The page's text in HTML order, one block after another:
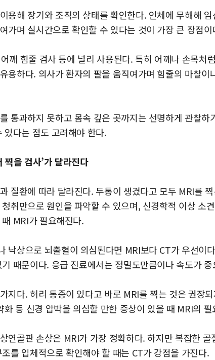
용해 장기와 조직의 상태를 확인한다. 인체에 무해해
가며 실시간으로 확인할 수 있다는 것이 가장 큰 장점이
깨 힘줄 검사 등에 널리 사용된다. 특히 어깨나 손목처
용하다. 의사가 환자의 팔을 움직여가며 힘줄의 마찰이
통과하지 못하고 몸속 깊은 곳까지는 선명하게 관찰
있다는 점도 고려해야 한다.
찍을 검사’가 달라진다
질환에 따라 달라진다. 두통이 생겼다고 모두 MRI를
취만으로 원인을 파악할 수 있으며, 신경학적 이상 소
MRI가 필요해진다.
낙상으로 뇌출혈이 의심된다면 MRI보다 CT가 우선이
때문이다. 응급 진료에서는 정밀도만큼이나 속도가
지다. 허리 통증이 있다고 바로 MRI를 찍는 것은 권장
화 등 신경 압박을 의심할 만한 증상이 있을 때 MRI의
연골판 손상은 MRI가 가장 정확하다. 하지만 복잡한
를 입체적으로 확인해야 할 때는 CT가 강점을 가진다.